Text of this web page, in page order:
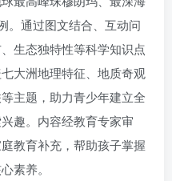
。通过图文结合、互动问
生态独特性等科学知识点
大洲地理特征、地质奇观
主题，助力青少年建立全
趣。内容经教育专家审
教育补充，帮助孩子掌握
素养。